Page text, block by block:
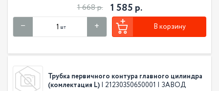
1 668 р. 1 585 р.
шт В корзину
Трубка первичного контура главного цилиндра
(комлектация L) | 21230350650001 | ЗАВОД